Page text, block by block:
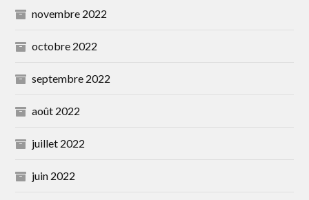
novembre 2022
octobre 2022
septembre 2022
août 2022
juillet 2022
juin 2022